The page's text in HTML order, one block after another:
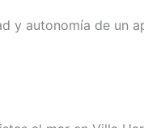
autonomía de un